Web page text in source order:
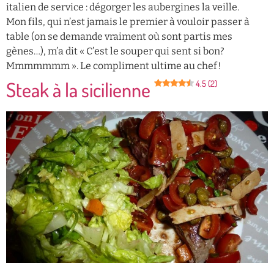
italien de service : dégorger les aubergines la veille.
Mon fils, qui n’est jamais le premier à vouloir passer à
table (on se demande vraiment où sont partis mes
gènes…), m’a dit « C’est le souper qui sent si bon?
Mmmmmmm ». Le compliment ultime au chef!
Steak à la sicilienne 4.5 (2)